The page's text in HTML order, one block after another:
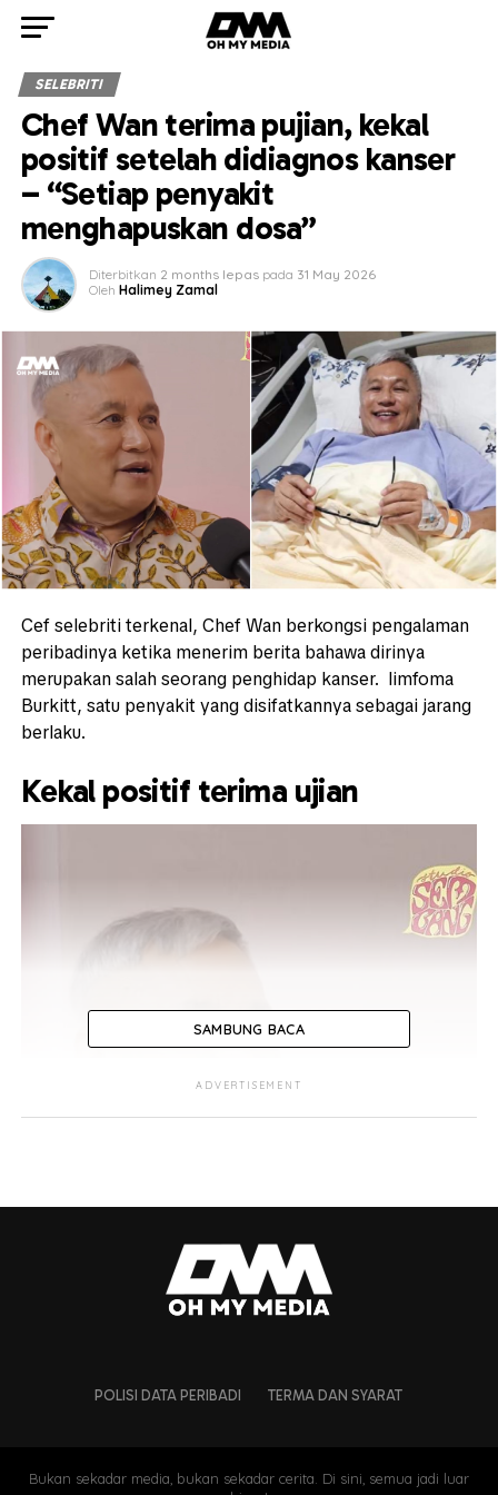
SELEBRITI
Chef Wan terima pujian, kekal
positif setelah didiagnos kanser
– “Setiap penyakit
menghapuskan dosa”
Diterbitkan 2 months lepas pada 31 May 2026
Oleh Halimey Zamal
Cef selebriti terkenal, Chef Wan berkongsi pengalaman
peribadinya ketika menerim berita bahawa dirinya
merupakan salah seorang penghidap kanser. limfoma
Burkitt, satu penyakit yang disifatkannya sebagai jarang
berlaku.
Kekal positif terima ujian
SAMBUNG BACA
ADVERTISEMENT
POLISI DATA PERIBADI TERMA DAN SYARAT
Bukan sekadar media, bukan sekadar cerita. Di sini, semua jadi luar